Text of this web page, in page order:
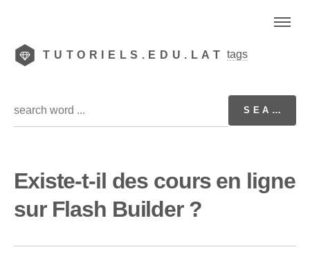
TUTORIELS.EDU.LAT tags
Existe-t-il des cours en ligne
sur Flash Builder ?